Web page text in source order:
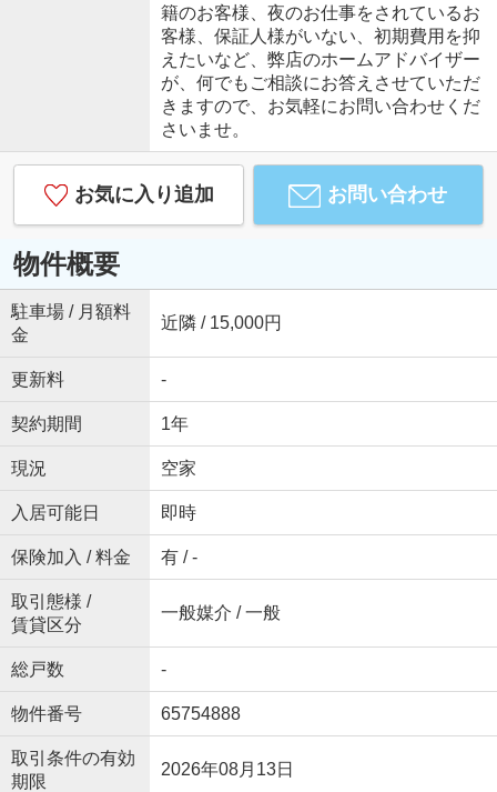
籍のお客様、夜のお仕事をされているお
客様、保証人様がいない、初期費用を抑
えたいなど、弊店のホームアドバイザー
が、何でもご相談にお答えさせていただ
きますので、お気軽にお問い合わせくだ
さいませ。
お気に入り追加 お問い合わせ
物件概要
駐車場 / 月額料
金
近隣 / 15,000円
更新料 -
契約期間 1年
現況 空家
入居可能日 即時
保険加入 / 料金 有 / -
取引態様 /
賃貸区分
一般媒介 / 一般
総戸数 -
物件番号 65754888
取引条件の有効
期限
2026年08月13日